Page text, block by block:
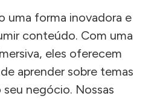
uma forma inovadora e
conteúdo. Com uma
eles oferecem
aprender sobre temas
negócio. Nossas